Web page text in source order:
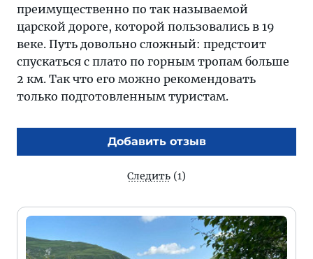
преимущественно по так называемой
царской дороге, которой пользовались в 19
веке. Путь довольно сложный: предстоит
спускаться с плато по горным тропам больше
2 км. Так что его можно рекомендовать
только подготовленным туристам.
Добавить отзыв
Следить (1)